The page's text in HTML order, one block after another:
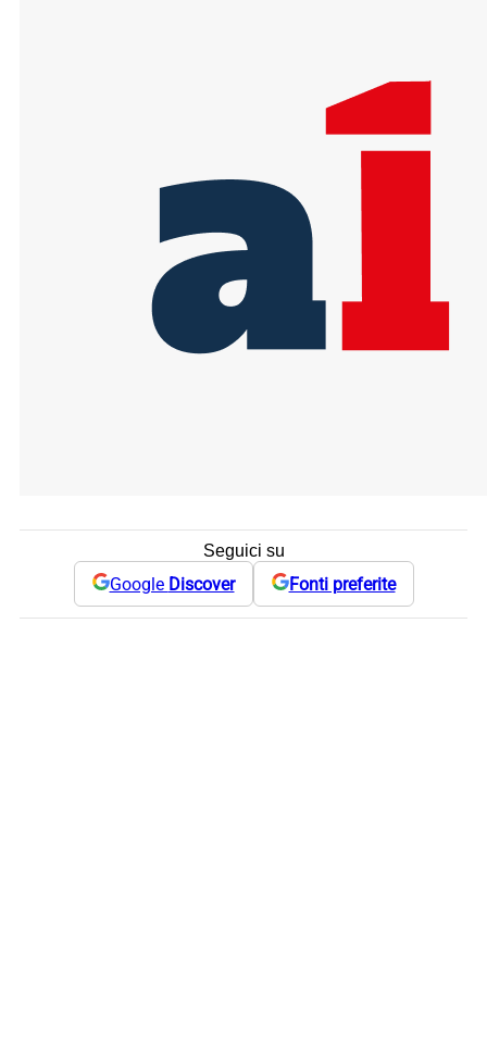
Seguici su
Google Discover Fonti preferite